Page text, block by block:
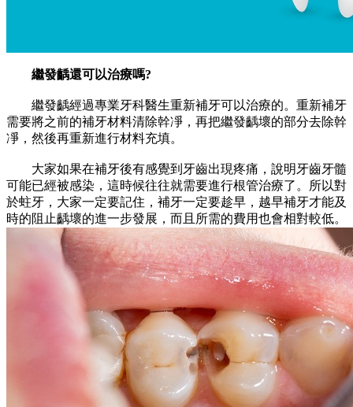
繼發齲還可以治療嗎?
繼發齲經過專業牙科醫生重新補牙可以治療的。重新補牙
需要將之前的補牙材料清除幹凈，再把繼發齲壞的部分去除幹
凈，然後再重新進行材料充填。
大家如果在補牙後有感覺到牙齒出現疼痛，說明牙齒牙髓
可能已經被感染，這時候往往就需要進行根管治療了。所以對
於蛀牙，大家一定要記住，補牙一定要趁早，越早補牙才能及
時的阻止齲壞的進一步發展，而且所需的費用也會相對較低。